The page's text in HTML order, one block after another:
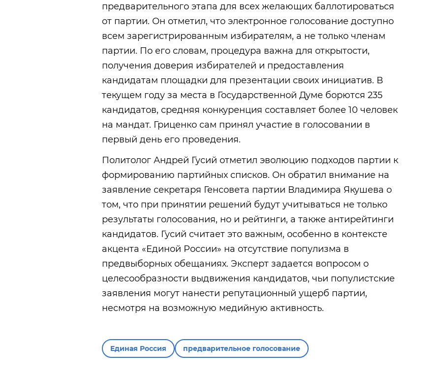
предварительного этапа для всех желающих баллотироваться
от партии. Он отметил, что электронное голосование доступно
всем зарегистрированным избирателям, а не только членам
партии. По его словам, процедура важна для открытости,
получения доверия избирателей и предоставления
кандидатам площадки для презентации своих инициатив. В
текущем году за места в Государственной Думе борются 235
кандидатов, средняя конкуренция составляет более 10 человек
на мандат. Гриценко сам принял участие в голосовании в
первый день его проведения.
Политолог Андрей Гусий отметил эволюцию подходов партии к
формированию партийных списков. Он обратил внимание на
заявление секретаря Генсовета партии Владимира Якушева о
том, что при принятии решений будут учитываться не только
результаты голосования, но и рейтинги, а также антирейтинги
кандидатов. Гусий считает это важным, особенно в контексте
акцента «Единой России» на отсутствие популизма в
предвыборных обещаниях. Эксперт задается вопросом о
целесообразности выдвижения кандидатов, чьи популистские
заявления могут нанести репутационный ущерб партии,
несмотря на возможную медийную активность.
Единая Россия предварительное голосование